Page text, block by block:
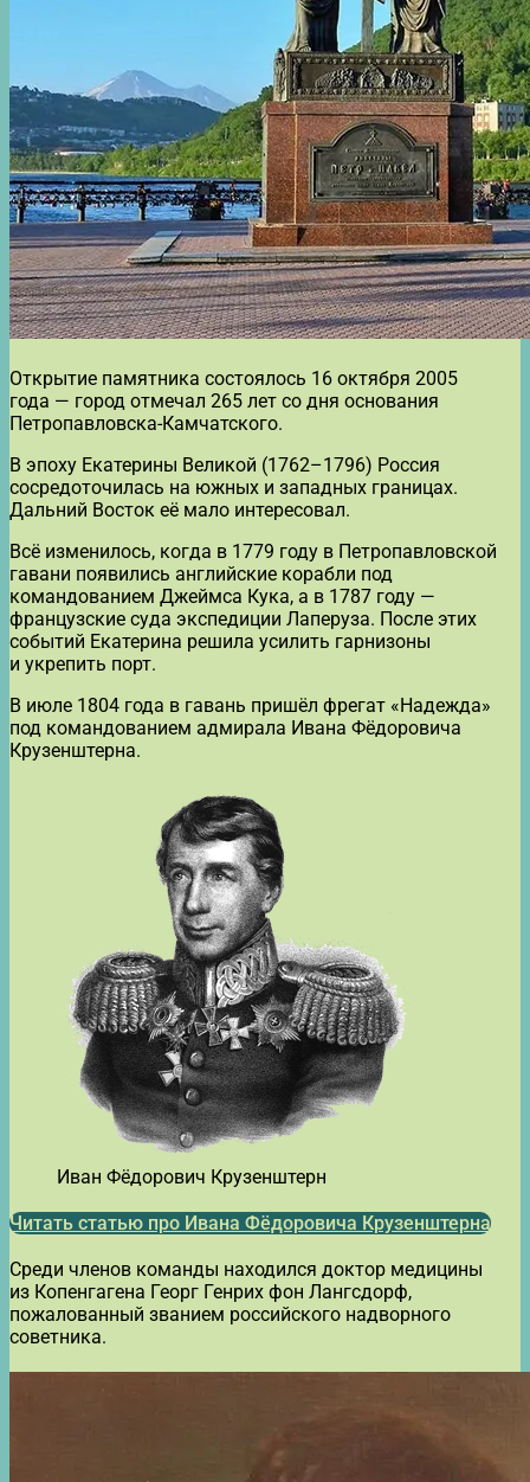
Открытие памятника состоялось 16 октября 2005
года — город отмечал 265 лет со дня основания
Петропавловска-Камчатского.
В эпоху Екатерины Великой (1762–1796) Россия
сосредоточилась на южных и западных границах.
Дальний Восток её мало интересовал.
Всё изменилось, когда в 1779 году в Петропавловской
гавани появились английские корабли под
командованием Джеймса Кука, а в 1787 году —
французские суда экспедиции Лаперуза. После этих
событий Екатерина решила усилить гарнизоны
и укрепить порт.
В июле 1804 года в гавань пришёл фрегат «Надежда»
под командованием адмирала Ивана Фёдоровича
Крузенштерна.
Иван Фёдорович Крузенштерн
Читать статью про Ивана Фёдоровича Крузенштерна
Среди членов команды находился доктор медицины
из Копенгагена Георг Генрих фон Лангсдорф,
пожалованный званием российского надворного
советника.